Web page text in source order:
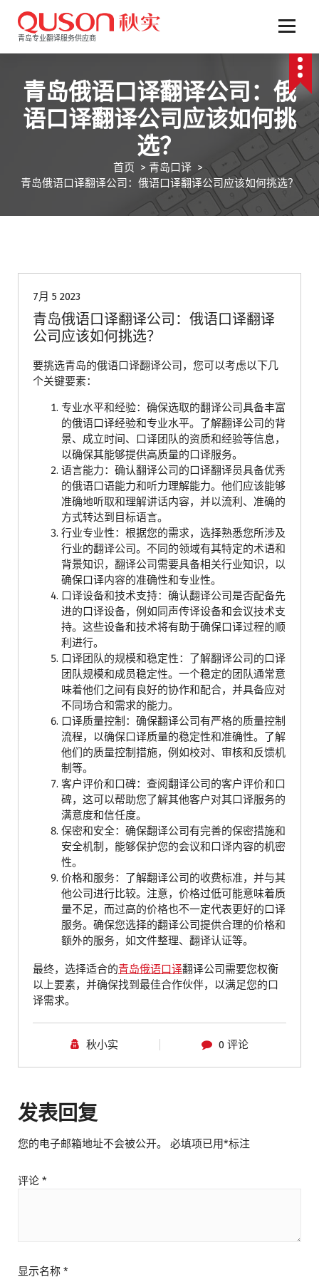
文
青岛专业翻译服务供应商
青岛俄语口译翻译公司：俄
语口译翻译公司应该如何挑
选？
首页 > 青岛口译 >
青岛俄语口译翻译公司：俄语口译翻译公司应该如何挑选？
7月 5 2023
青岛俄语口译翻译公司：俄语口译翻译
公司应该如何挑选？
要挑选青岛的俄语口译翻译公司，您可以考虑以下几
个关键要素：
专业水平和经验：确保选取的翻译公司具备丰富
的俄语口译经验和专业水平。了解翻译公司的背
景、成立时间、口译团队的资质和经验等信息，
以确保其能够提供高质量的口译服务。
语言能力：确认翻译公司的口译翻译员具备优秀
的俄语口语能力和听力理解能力。他们应该能够
准确地听取和理解讲话内容，并以流利、准确的
方式转达到目标语言。
行业专业性：根据您的需求，选择熟悉您所涉及
行业的翻译公司。不同的领域有其特定的术语和
背景知识，翻译公司需要具备相关行业知识，以
确保口译内容的准确性和专业性。
口译设备和技术支持：确认翻译公司是否配备先
进的口译设备，例如同声传译设备和会议技术支
持。这些设备和技术将有助于确保口译过程的顺
利进行。
口译团队的规模和稳定性：了解翻译公司的口译
团队规模和成员稳定性。一个稳定的团队通常意
味着他们之间有良好的协作和配合，并具备应对
不同场合和需求的能力。
口译质量控制：确保翻译公司有严格的质量控制
流程，以确保口译质量的稳定性和准确性。了解
他们的质量控制措施，例如校对、审核和反馈机
制等。
客户评价和口碑：查阅翻译公司的客户评价和口
碑，这可以帮助您了解其他客户对其口译服务的
满意度和信任度。
保密和安全：确保翻译公司有完善的保密措施和
安全机制，能够保护您的会议和口译内容的机密
性。
价格和服务：了解翻译公司的收费标准，并与其
他公司进行比较。注意，价格过低可能意味着质
量不足，而过高的价格也不一定代表更好的口译
服务。确保您选择的翻译公司提供合理的价格和
额外的服务，如文件整理、翻译认证等。
最终，选择适合的青岛俄语口译翻译公司需要您权衡
以上要素，并确保找到最佳合作伙伴，以满足您的口
译需求。
秋小实 0 评论
发表回复
您的电子邮箱地址不会被公开。 必填项已用*标注
评论 *
显示名称 *